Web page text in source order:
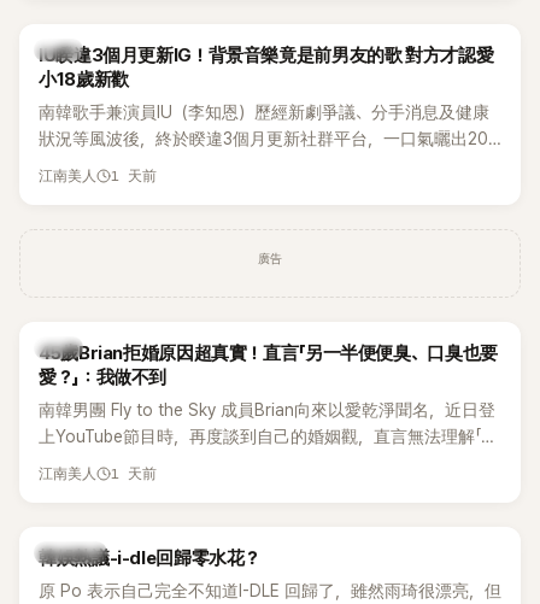
韓星
IU睽違3個月更新IG！背景音樂竟是前男友的歌 對方才認愛
小18歲新歡
南韓歌手兼演員IU（李知恩）歷經新劇爭議、分手消息及健康
狀況等風波後，終於睽違3個月更新社群平台，一口氣曬出20
張近況照，讓大批粉絲又驚又喜。不過，比起照片本身，更引
江南美人 1 天前
廣告
韓星
45歲Brian拒婚原因超真實！直言「另一半便便臭、口臭也要
愛？」：我做不到
南韓男團 Fly to the Sky 成員Brian向來以愛乾淨聞名，近日登
上YouTube節目時，再度談到自己的婚姻觀，直言無法理解「連
另一半的口臭、便便臭都要愛」這種說法，更大方表明自己是不
江南美人 1 天前
熱議討論
韓娛熱議-i-dle回歸零水花？
原 Po 表示自己完全不知道I-DLE 回歸了，雖然雨琦很漂亮，但